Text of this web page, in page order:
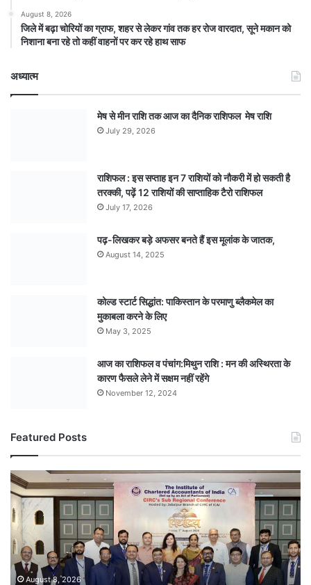
August 8, 2026
जिले में बढ़ा चोरियों का ग्राफ, शहर से लेकर गांव तक हर रोज वारदात, सूने मकान को
निशाना बना रहे तो कहीं वाहनों पर कर रहे हाथ साफ
अध्यात्म
मेष से मीन राशि तक आज का दैनिक राशिफल मेष राशि
July 29, 2026
राशिफल : इस सप्ताह इन 7 राशियों को नौकरी में हो सकती है
तरक्की, पढ़ें 12 राशियों की साप्ताहिक टैरो राशिफल
July 17, 2026
पढ़-लिखकर बड़े अफसर बनते हैं इस मूलांक के जातक,
August 14, 2025
कोल्ड स्टार्ट सिद्धांत: पाकिस्तान के परमाणु ब्लैकमेल का
मुकाबला करने के लिए
May 3, 2025
आज का राशिफल व पंचांग:मिथुन राशि : मन की अस्थिरता के
कारण फैसले लेने में सक्षम नहीं रहेंगे
November 12, 2024
Featured Posts
टैक्स
और
कंपनी
ऑडिट
के
नए
प्रावधानों
पर
August 8, 2026